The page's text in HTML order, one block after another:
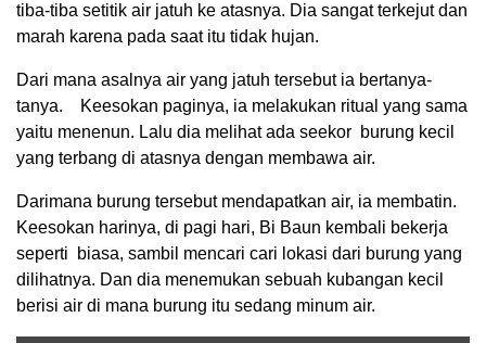
tiba-tiba setitik air jatuh ke atasnya. Dia sangat terkejut dan
marah karena pada saat itu tidak hujan.
Dari mana asalnya air yang jatuh tersebut ia bertanya-
tanya. Keesokan paginya, ia melakukan ritual yang sama
yaitu menenun. Lalu dia melihat ada seekor burung kecil
yang terbang di atasnya dengan membawa air.
Darimana burung tersebut mendapatkan air, ia membatin.
Keesokan harinya, di pagi hari, Bi Baun kembali bekerja
seperti biasa, sambil mencari cari lokasi dari burung yang
dilihatnya. Dan dia menemukan sebuah kubangan kecil
berisi air di mana burung itu sedang minum air.